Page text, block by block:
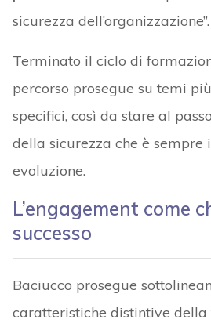
sicurezza dell’organizzazione”.
Terminato il ciclo di
percorso prosegue su temi
specifici, così da stare al
della sicurezza che è sempre
evoluzione.
L’engagement come
successo
Baciucco prosegue
caratteristiche distintive